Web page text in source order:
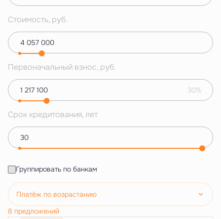
Стоимость, руб.
Первоначальный взнос, руб.
30%
Срок кредитования, лет
Группировать по банкам
Платёж по возрастанию
8 предложений